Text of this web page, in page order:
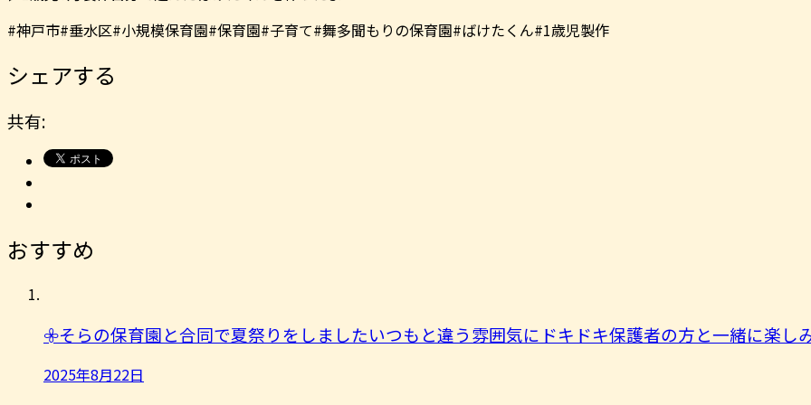
#神戸市#垂水区#小規模保育園#保育園#子育て#舞多聞もりの保育園#ばけたくん#1歳児製作
シェアする
共有:
おすすめ
𖧷そらの保育園と合同で夏祭りをしましたいつもと違う雰囲気にドキドキ保護者の方と一緒に楽し
2025年8月22日